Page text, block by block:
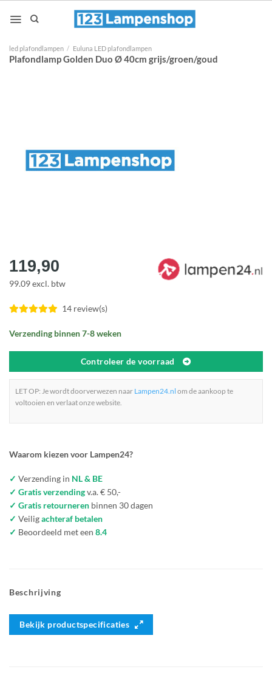
naar
led plafondlampen / Euluna LED plafondlampen
Plafondlamp Golden Duo Ø 40cm grijs/groen/goud
119,90
99.09 excl. btw
14 review(s)
Verzending binnen 7-8 weken
Controleer de voorraad
LET OP: Je wordt doorverwezen naar Lampen24.nl om de aankoop te
voltooien en verlaat onze website.
Waarom kiezen voor Lampen24?
✓ Verzending in NL & BE
✓ Gratis verzendingv.a. € 50,-
✓ Gratis retourneren binnen 30 dagen
✓ Veiligachteraf betalen
✓ Beoordeeld met een 8.4
Beschrijving
Bekijk productspecificaties